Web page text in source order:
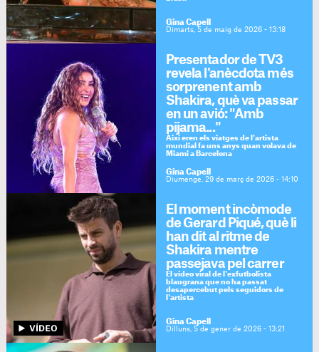
Gina Capell
Dimarts, 5 de maig de 2026 - 13:18
Presentador de TV3
revela l'anècdota més
sorprenent amb
Shakira, què va passar
en un avió: "Amb
pijama..."
Així eren els viatges de l'artista
mundial fa uns anys quan volava de
Miami a Barcelona
Gina Capell
Diumenge, 29 de març de 2026 - 14:10
El moment incòmode
de Gerard Piqué, què li
han dit al ritme de
Shakira mentre
passejava pel carrer
El vídeo viral de l'exfutbolista
blaugrana que no ha passat
desapercebut pels seguidors de
l'artista
Gina Capell
Dilluns, 5 de gener de 2026 - 13:21